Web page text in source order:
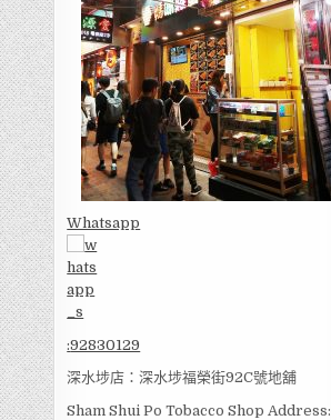
Whatsapp
:92830129
深水埗店：深水埗福榮街92C號地舖
Sham Shui Po Tobacco Shop Address: